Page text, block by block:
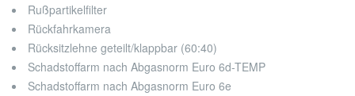
Rußpartikelfilter
Rückfahrkamera
Rücksitzlehne geteilt/klappbar (60:40)
Schadstoffarm nach Abgasnorm Euro 6d-TEMP
Schadstoffarm nach Abgasnorm Euro 6e